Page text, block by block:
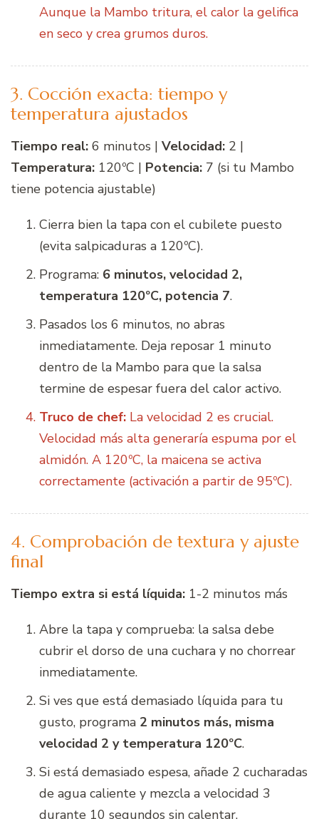
Aunque la Mambo tritura, el calor la gelifica
en seco y crea grumos duros.
3. Cocción exacta: tiempo y
temperatura ajustados
Tiempo real: 6 minutos | Velocidad: 2 |
Temperatura: 120ºC | Potencia: 7 (si tu Mambo
tiene potencia ajustable)
Cierra bien la tapa con el cubilete puesto
(evita salpicaduras a 120ºC).
Programa: 6 minutos, velocidad 2,
temperatura 120ºC, potencia 7.
Pasados los 6 minutos, no abras
inmediatamente. Deja reposar 1 minuto
dentro de la Mambo para que la salsa
termine de espesar fuera del calor activo.
Truco de chef: La velocidad 2 es crucial.
Velocidad más alta generaría espuma por el
almidón. A 120ºC, la maicena se activa
correctamente (activación a partir de 95ºC).
4. Comprobación de textura y ajuste
final
Tiempo extra si está líquida: 1-2 minutos más
Abre la tapa y comprueba: la salsa debe
cubrir el dorso de una cuchara y no chorrear
inmediatamente.
Si ves que está demasiado líquida para tu
gusto, programa 2 minutos más, misma
velocidad 2 y temperatura 120ºC.
Si está demasiado espesa, añade 2 cucharadas
de agua caliente y mezcla a velocidad 3
durante 10 segundos sin calentar.